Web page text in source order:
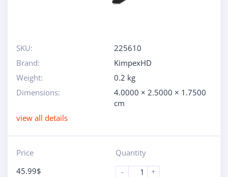
SKU:
225610
Brand:
KimpexHD
Weight:
0.2 kg
Dimensions:
4.0000 × 2.5000 × 1.7500
cm
view all details
Price
45.99$
Quantity
-
+